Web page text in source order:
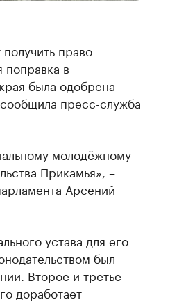
право
поправка в
была одобрена
пресс-служба
молодёжному
Прикамья», –
Арсений
устава для его
был
Второе и третье
доработает